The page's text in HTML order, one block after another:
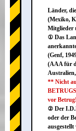
Länder,
(Mexiko,
Mitglieder
① Das
(Genf,
(AAA für
** Nicht
vor
② Der
oder der
ausgestellt